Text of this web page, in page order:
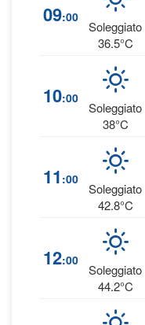
09:00
Soleggiato
36.5°C
10:00
Soleggiato
38°C
11 :00
Soleggiato
42.8°C
12:00
Soleggiato
44.2°C